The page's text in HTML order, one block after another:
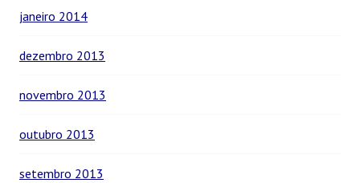
janeiro 2014
dezembro 2013
novembro 2013
outubro 2013
setembro 2013